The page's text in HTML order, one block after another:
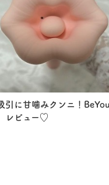
引に甘噛みクンニ！
レビュー♡